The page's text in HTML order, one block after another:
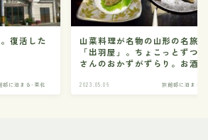
復活した
部に泊まる-東北
山菜料理が名物の山形の名旅館
「出羽屋」。ちょこっとずつ
さんのおかずがずらり。お酒
2023.05.06 旅館部に泊まる-